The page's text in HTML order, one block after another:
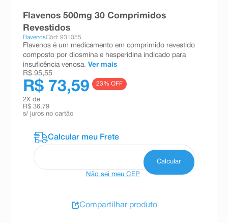
Flavenos 500mg 30 Comprimidos
Revestidos
FlavenosCód: 931055
Flavenos é um medicamento em comprimido revestido
composto por diosmina e hesperidina indicado para
insuficência venosa. Ver mais
R$ 95,55
R$ 73,59 23% OFF
2X de
R$ 36,79
s/ juros no cartão
Não sei meu CEP
Compartilhar produto
teste gravidez
absorvente
ºshampoo